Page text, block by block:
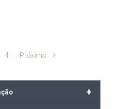
4 Próximo
+